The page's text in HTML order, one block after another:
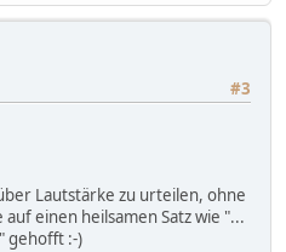
#3
Lautstärke zu urteilen, ohne
einen heilsamen Satz wie "...
gehofft :-)